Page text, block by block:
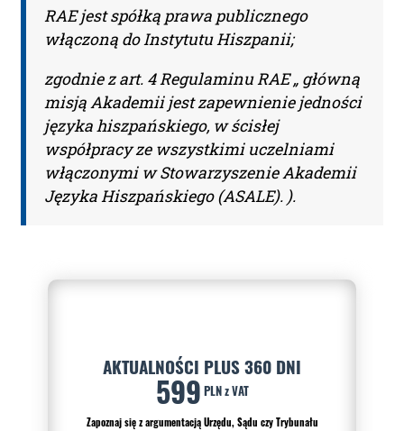
przetwarzania oraz wniesienia skargi do Prezesa
Urzędu Ochrony Danych Osobowych. Więcej informacji
dostępne jest wpolityce prywatności.
Przeczytałem/am i akceptuję
regulamin.
RAE jest spółką prawa publicznego
włączoną do Instytutu Hiszpanii;
zgodnie z art. 4 Regulaminu RAE „ główną
misją Akademii jest zapewnienie jedności
języka hiszpańskiego, w ścisłej
współpracy ze wszystkimi uczelniami
włączonymi w Stowarzyszenie Akademii
Języka Hiszpańskiego (ASALE). ).
AKTUALNOŚCI PLUS 360 DNI
599 PLN z VAT
Zapoznaj się z argumentacją Urzędu, Sądu czy Trybunału